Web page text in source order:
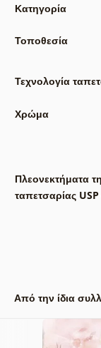
Κατηγορία
Τοποθεσία
Τεχνολογία
Χρώμα
Πλεονεκτήματα
ταπετσαρίας
Από την ίδια